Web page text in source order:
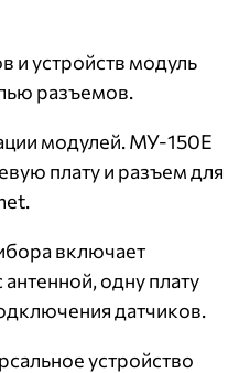
и устройств модуль
разъемов.
модулей. МУ-150Е
плату и разъем для
включает
одну плату
датчиков.
устройство